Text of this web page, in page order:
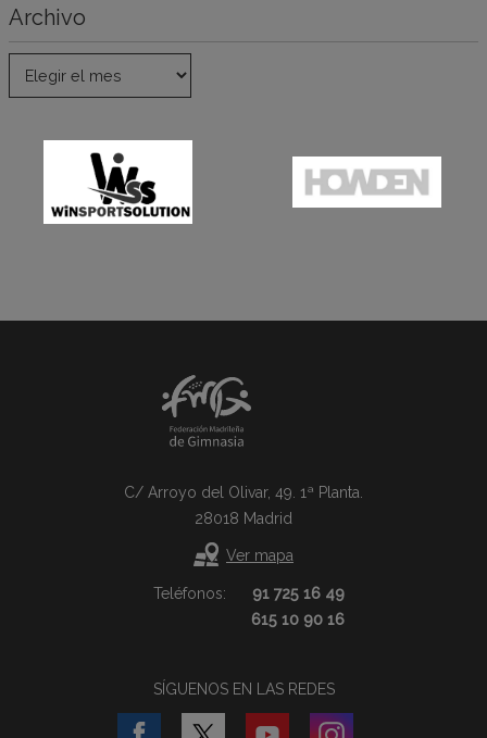
Archivo
C/ Arroyo del Olivar, 49. 1ª Planta.
28018 Madrid
Ver mapa
Teléfonos:
91 725 16 49
615 10 90 16
SÍGUENOS EN LAS REDES